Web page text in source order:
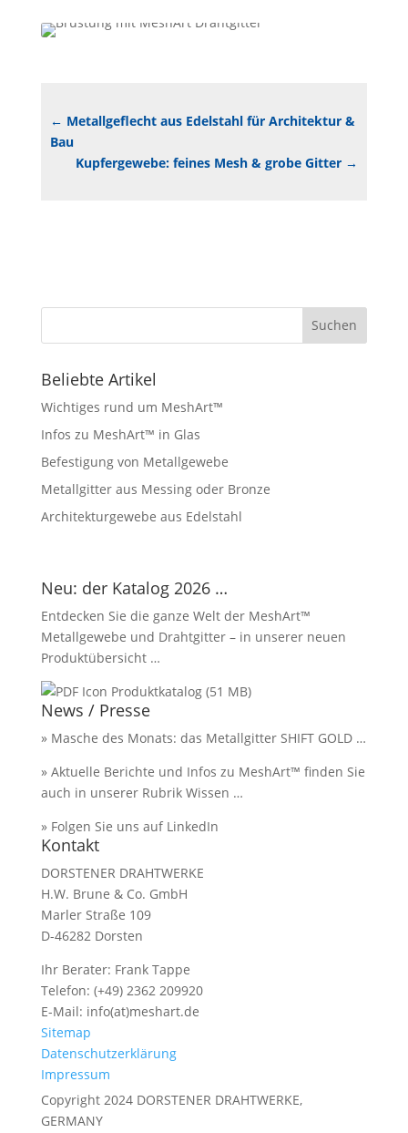
← Metallgeflecht aus Edelstahl für Architektur &
Bau
Kupfergewebe: feines Mesh & grobe Gitter →
Beliebte Artikel
Wichtiges rund um MeshArt™
Infos zu MeshArt™ in Glas
Befestigung von Metallgewebe
Metallgitter aus Messing oder Bronze
Architekturgewebe aus Edelstahl
Neu: der Katalog 2026 …
Entdecken Sie die ganze Welt der MeshArt™
Metallgewebe und Drahtgitter – in unserer neuen
Produktübersicht …
Produktkatalog (51 MB)
News / Presse
» Masche des Monats: das Metallgitter SHIFT GOLD…
» Aktuelle Berichte und Infos zu MeshArt™ finden Sie
auch in unserer Rubrik Wissen …
» Folgen Sie uns auf LinkedIn
Kontakt
DORSTENER DRAHTWERKE
H.W. Brune & Co. GmbH
Marler Straße 109
D-46282 Dorsten
Ihr Berater: Frank Tappe
Telefon: (+49) 2362 209920
E-Mail: info(at)meshart.de
Sitemap
Datenschutzerklärung
Impressum
Copyright 2024 DORSTENER DRAHTWERKE,
GERMANY